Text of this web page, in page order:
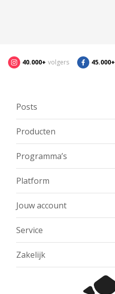
40.000+ volgers 45.000+
Posts
Producten
Programma’s
Platform
Jouw account
Service
Zakelijk